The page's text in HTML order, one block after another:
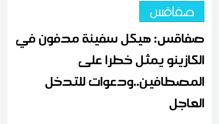
صفاقس
صفاقس: هيكل سفينة مدفون في
الكازينو يمثل خطرا على
المصطافين..ودعوات للتدخل
العاجل